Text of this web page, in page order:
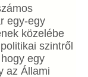
egy-egy
közelébe
szintről
egy
az Állami